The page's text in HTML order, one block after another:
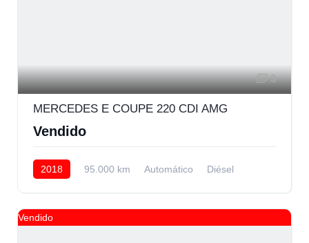
3
MERCEDES E COUPE 220 CDI AMG
Vendido
2018 95.000 km Automático
Diésel
Vendido